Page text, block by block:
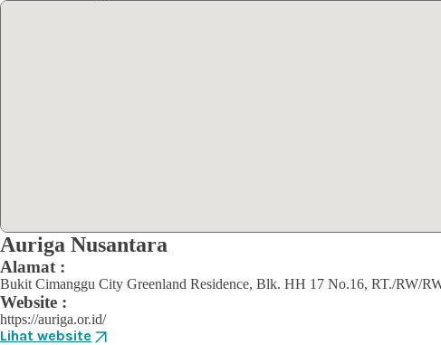
Auriga Nusantara
Alamat :
Bukit Cimanggu City Greenland Residence, Blk. HH 17 No.16, RT./RW/
Website :
https://auriga.or.id/
Lihat website